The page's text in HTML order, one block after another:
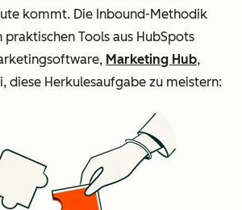
kommt. Die Inbound-Methodik
Tools aus HubSpots
Marketing Hub,
diese Herkulesaufgabe zu meistern: